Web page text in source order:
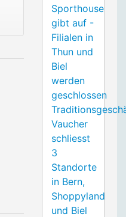
Sporthouse
gibt auf -
Filialen in
Thun und
Biel
werden
geschlossen
Vaucher
schliesst
3
Standorte
in Bern,
Shoppyland
und Biel